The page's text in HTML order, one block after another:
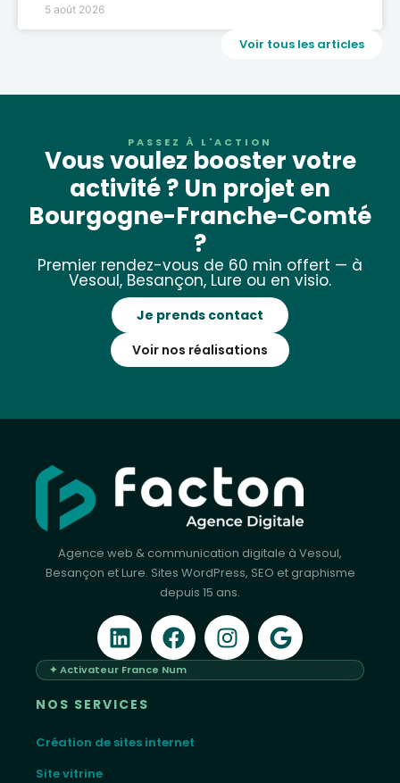
5 août 2026
Voir tous les articles
PASSEZ À L'ACTION
Vous voulez booster votre
activité ? Un projet en
Bourgogne-Franche-Comté
?
Premier rendez-vous de 60 min offert — à
Vesoul, Besançon, Lure ou en visio.
Je prends contact
Voir nos réalisations
Agence web & communication digitale à Vesoul,
Besançon et Lure. Sites WordPress, SEO et graphisme
depuis 15 ans.
✦ Activateur France Num
NOS SERVICES
Création de sites internet
Site vitrine